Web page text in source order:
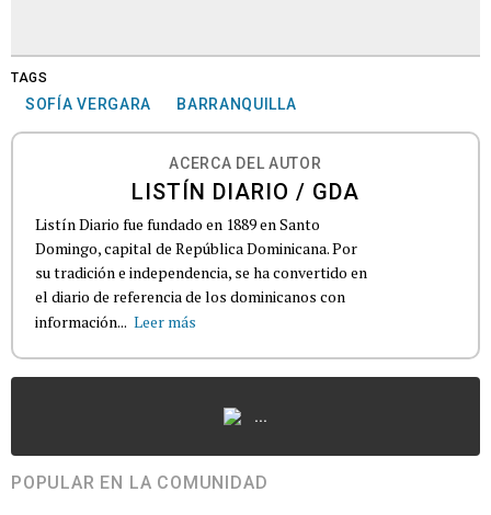
TAGS
SOFÍA VERGARA BARRANQUILLA
ACERCA DEL AUTOR
LISTÍN DIARIO / GDA
Listín Diario fue fundado en 1889 en Santo
Domingo, capital de República Dominicana. Por
su tradición e independencia, se ha convertido en
el diario de referencia de los dominicanos con
información... Leer más
...
POPULAR EN LA COMUNIDAD